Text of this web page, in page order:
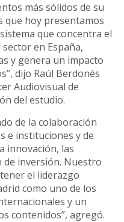
más sólidos de su
que hoy presentamos
que concentra el
en España,
y genera un impacto
dijo Raúl Berdonés
Audiovisual de
del estudio.
de la colaboración
e instituciones y de
innovación, las
inversión. Nuestro
el liderazgo
como uno de los
y un
contenidos”, agregó.